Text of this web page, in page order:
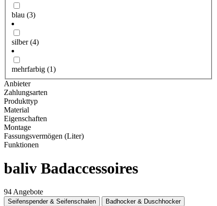
blau (3)
silber(4)
mehrfarbig (1)
Anbieter
Zahlungsarten
Produkttyp
Material
Eigenschaften
Montage
Fassungsvermögen (Liter)
Funktionen
baliv Badaccessoires
94 Angebote
Seifenspender & Seifenschalen
Badhocker & Duschhocker